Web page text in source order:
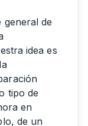
general de
idea es
tipo de
en
de un